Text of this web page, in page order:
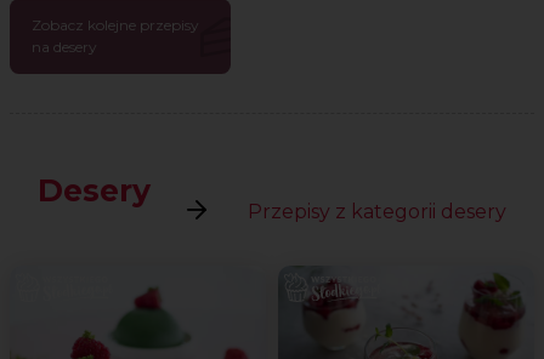
Zobacz kolejne przepisy
na desery
Desery
Przepisy z kategorii desery